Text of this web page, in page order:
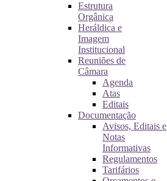
Estrutura
Orgânica
Heráldica e
Imagem
Institucional
Reuniões de
Câmara
Agenda
Atas
Editais
Documentação
Avisos, Editais e
Notas
Informativas
Regulamentos
Tarifários